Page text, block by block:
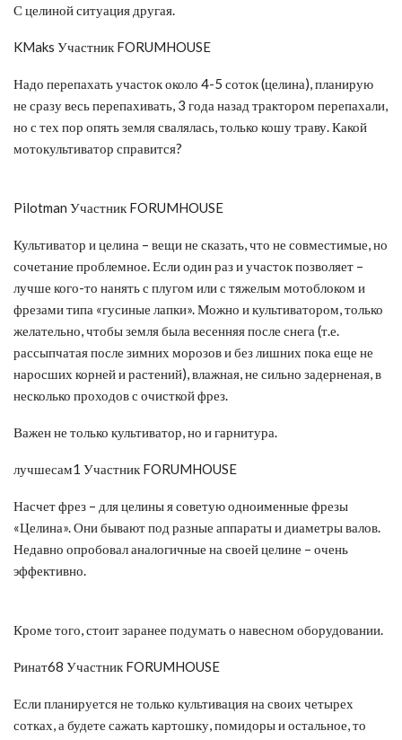
С целиной ситуация другая.
KMaks Участник FORUMHOUSE
Надо перепахать участок около 4-5 соток (целина), планирую
не сразу весь перепахивать, 3 года назад трактором перепахали,
но с тех пор опять земля свалялась, только кошу траву. Какой
мотокультиватор справится?
Pilotman Участник FORUMHOUSE
Культиватор и целина – вещи не сказать, что не совместимые, но
сочетание проблемное. Если один раз и участок позволяет –
лучше кого-то нанять с плугом или с тяжелым мотоблоком и
фрезами типа «гусиные лапки». Можно и культиватором, только
желательно, чтобы земля была весенняя после снега (т.е.
рассыпчатая после зимних морозов и без лишних пока еще не
наросших корней и растений), влажная, не сильно задерненая, в
несколько проходов с очисткой фрез.
Важен не только культиватор, но и гарнитура.
лучшесам1 Участник FORUMHOUSE
Насчет фрез – для целины я советую одноименные фрезы
«Целина». Они бывают под разные аппараты и диаметры валов.
Недавно опробовал аналогичные на своей целине – очень
эффективно.
Кроме того, стоит заранее подумать о навесном оборудовании.
Ринат68 Участник FORUMHOUSE
Если планируется не только культивация на своих четырех
сотках, а будете сажать картошку, помидоры и остальное, то